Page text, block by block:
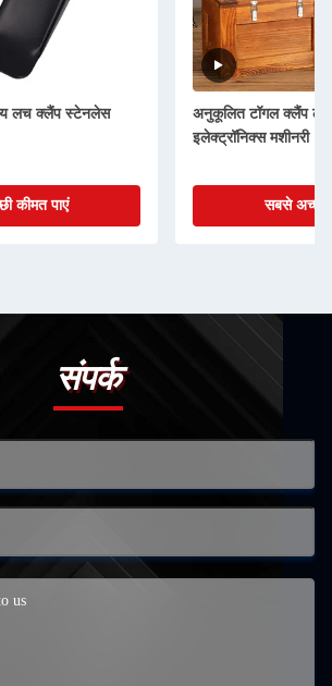
लच क्लैंप स्टेनलेस
कीमत पाएं
अनुकूलित टॉगल क्लैंप
इलेक्ट्रॉनिक्स मशीनरी
सबसे अच्छी
संपर्क